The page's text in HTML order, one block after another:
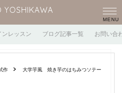
YOSHIKAWA
ンレッスン ブログ記事一覧 お問い合
作 大学芋風 焼き芋のはちみつソテー